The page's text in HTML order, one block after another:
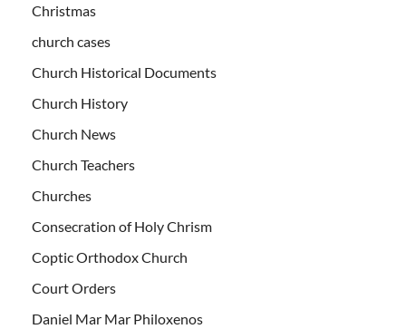
Christmas
church cases
Church Historical Documents
Church History
Church News
Church Teachers
Churches
Consecration of Holy Chrism
Coptic Orthodox Church
Court Orders
Daniel Mar Mar Philoxenos